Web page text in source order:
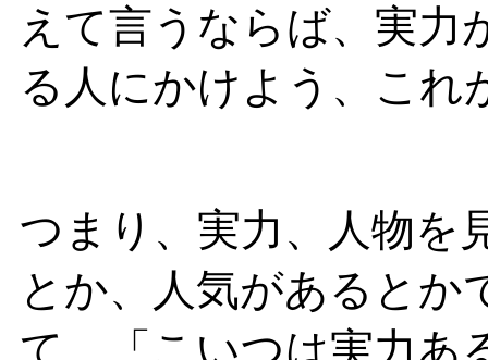
えて言うならば、実力
る人にかけよう、これ
つまり、実力、人物を
とか、人気があるとか
て、「こいつは実力あ